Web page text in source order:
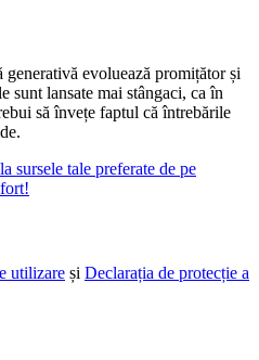
evoluează promițător și
sunt lansate mai stângaci, ca în
să învețe faptul că întrebările
sursele tale preferate de pe
utilizare și Declarația de protecție a